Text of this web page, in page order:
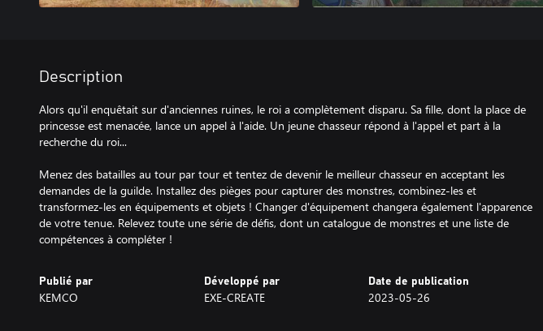
Description
Alors qu'il enquêtait sur d'anciennes ruines, le roi a complètement disparu. Sa fille, dont la place de
princesse est menacée, lance un appel à l'aide. Un jeune chasseur répond à l'appel et part à la
recherche du roi...
Menez des batailles au tour par tour et tentez de devenir le meilleur chasseur en acceptant les
demandes de la guilde. Installez des pièges pour capturer des monstres, combinez-les et
transformez-les en équipements et objets ! Changer d'équipement changera également l'apparence
de votre tenue. Relevez toute une série de défis, dont un catalogue de monstres et une liste de
compétences à compléter !
Publié par
KEMCO
Développé par
EXE-CREATE
Date de publication
2023-05-26